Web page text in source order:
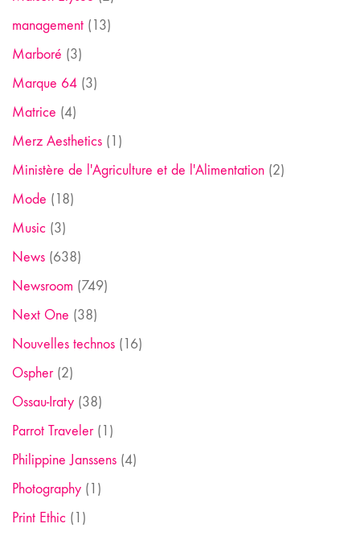
management (13)
Marboré (3)
Marque 64 (3)
Matrice (4)
Merz Aesthetics (1)
Ministère de l'Agriculture et de l'Alimentation (2)
Mode (18)
Music (3)
News (638)
Newsroom (749)
Next One (38)
Nouvelles technos (16)
Ospher(2)
Ossau-Iraty (38)
Parrot Traveler(1)
Philippine Janssens (4)
Photography (1)
Print Ethic (1)